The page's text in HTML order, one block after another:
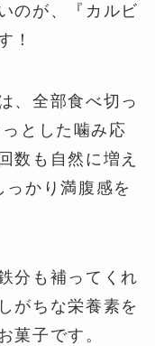
のが、『カルビ
！
、全部食べ切っ
とした噛み応
数も自然に増え
かり満腹感を
分も補ってくれ
がちな栄養素を
菓子です。